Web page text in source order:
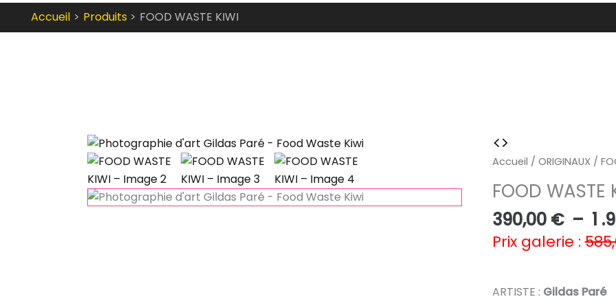
Accueil Produits FOOD WASTE KIWI
Accueil / ORIGINAUX/
FOOD WASTE
390,00 € – 1
Prix galerie :
ARTISTE : Gildas Paré